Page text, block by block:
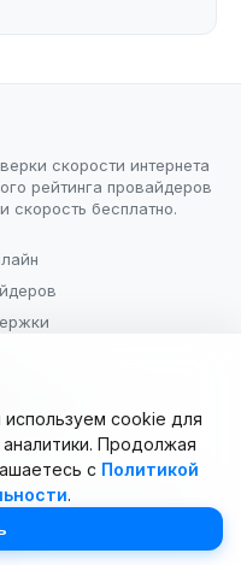
скорости интернета
рейтинга провайдеров
скорость бесплатно.
В.В.). Все права
cookie для
Продолжая
с Политикой
.